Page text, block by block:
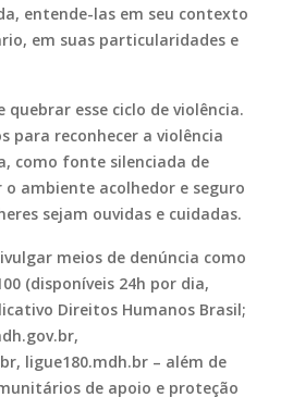
entende-las em seu contexto
em suas particularidades e
quebrar esse ciclo de violência.
para reconhecer a violência
como fonte silenciada de
ambiente acolhedor e seguro
sejam ouvidas e cuidadas.
meios de denúncia como
(disponíveis 24h por dia,
Direitos Humanos Brasil;
ligue180.mdh.br – além de
de apoio e proteção